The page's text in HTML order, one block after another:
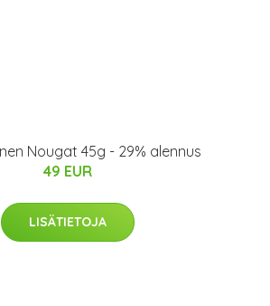
Nougat 45g - 29% alennus
49 EUR
LISÄTIETOJA